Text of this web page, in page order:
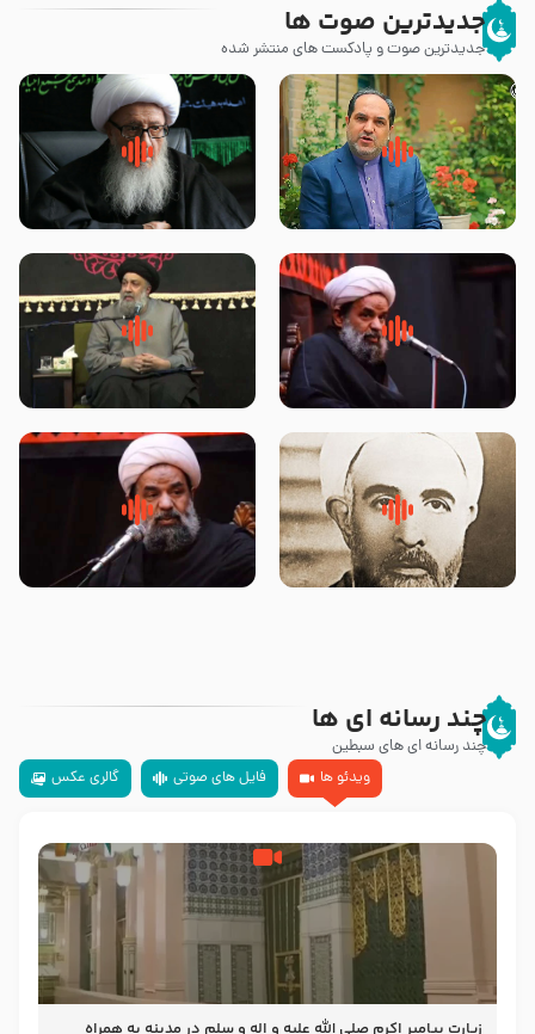
جدیدترین صوت ها
جدیدترین صوت و پادکست های منتشر شده
پیامبر صلی الله علیه وآله و سلم
فرمودند وای بر بچه های آخر
زوّار اربعین امام حسین (علیه
السلام) با این اشتیاق به زیارت
روضه جانسوز پاره های جگر امام
حسن مجتبی علیه السلام-حجت
لقب حضرت رقیه سلام الله علیها به
چه معناست – حجت الاسلام علوی
روضه‌ی مجلس یزید ملعون و
اسارت اهل‌بیت علیهم‌السلام –
سلام جوانی که امام حسین علیه
السلام خودش جوابش را دادند
چند رسانه ای ها
چند رسانه ای های سبطین
ویدئو ها
فایل های صوتی گالری عکس
زیارت پیامبر اکرم صلی الله علیه و اله و سلم در مدینه به همراه